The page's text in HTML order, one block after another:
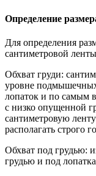
Определение
Для определения
сантиметровой
Обхват груди:
уровне
лопаток и по самым
с низко опущенной
сантиметровую
располагать строго
Обхват под грудью:
грудью и под